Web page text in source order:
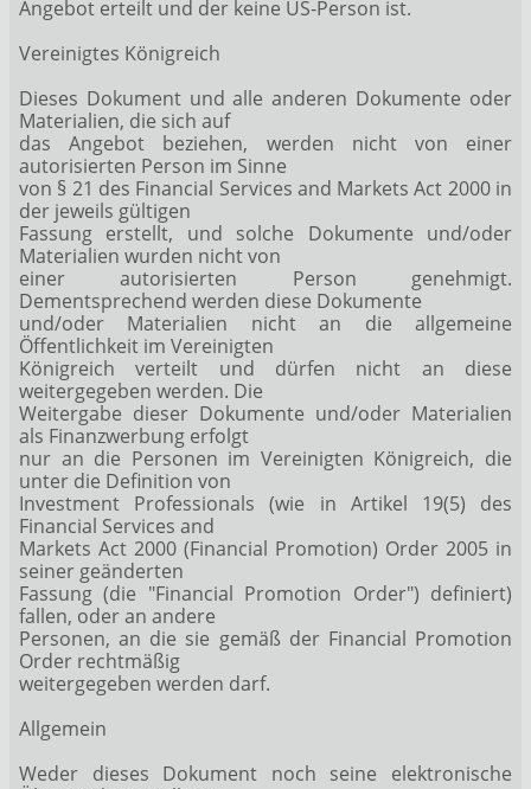
Angebot erteilt und der keine US-Person ist.
Vereinigtes Königreich
Dieses Dokument und alle anderen Dokumente oder
Materialien, die sich auf
das Angebot beziehen, werden nicht von einer
autorisierten Person im Sinne
von § 21 des Financial Services and Markets Act 2000 in
der jeweils gültigen
Fassung erstellt, und solche Dokumente und/oder
Materialien wurden nicht von
einer autorisierten Person genehmigt.
Dementsprechend werden diese Dokumente
und/oder Materialien nicht an die allgemeine
Öffentlichkeit im Vereinigten
Königreich verteilt und dürfen nicht an diese
weitergegeben werden. Die
Weitergabe dieser Dokumente und/oder Materialien
als Finanzwerbung erfolgt
nur an die Personen im Vereinigten Königreich, die
unter die Definition von
Investment Professionals (wie in Artikel 19(5) des
Financial Services and
Markets Act 2000 (Financial Promotion) Order 2005 in
seiner geänderten
Fassung (die "Financial Promotion Order") definiert)
fallen, oder an andere
Personen, an die sie gemäß der Financial Promotion
Order rechtmäßig
weitergegeben werden darf.
Allgemein
Weder dieses Dokument noch seine elektronische